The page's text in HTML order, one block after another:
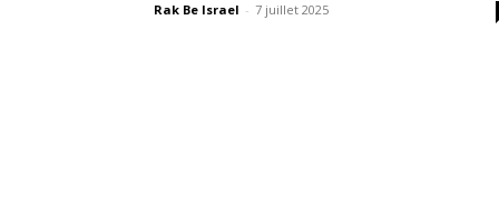
Rak Be Israel - 7 juillet 2025